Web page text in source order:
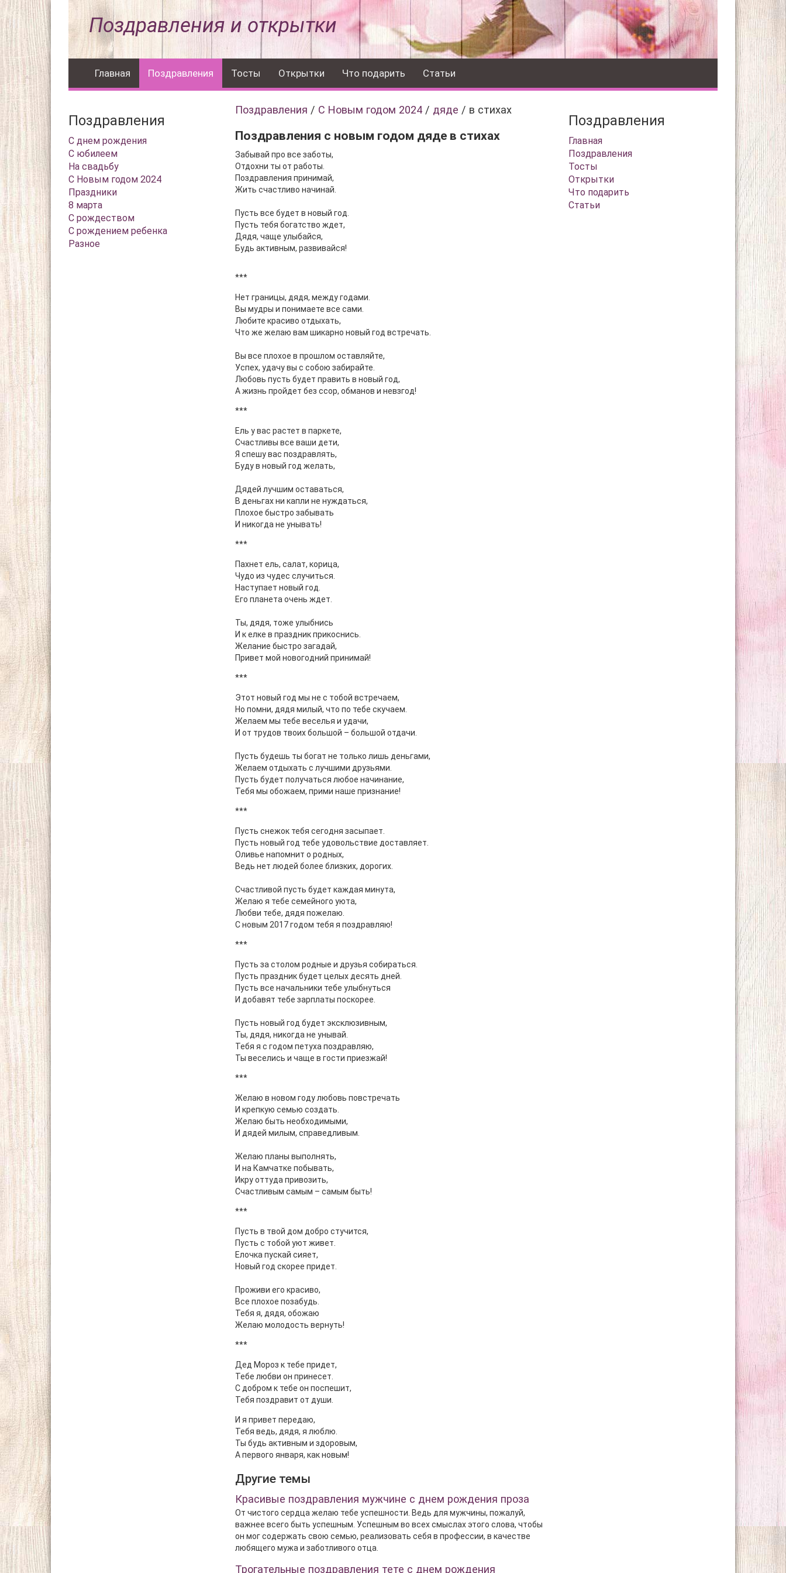
Поздравления и открытки
Главная Поздравления Тосты Открытки Что подарить Статьи
Поздравления
С днем рождения
С юбилеем
На свадьбу
С Новым годом 2024
Праздники
8 марта
С рождеством
С рождением ребенка
Разное
Поздравления / С Новым годом 2024 / дяде / в стихах
Поздравления с новым годом дяде в стихах
Забывай про все заботы,
Отдохни ты от работы.
Поздравления принимай,
Жить счастливо начинай.
Пусть все будет в новый год.
Пусть тебя богатство ждет,
Дядя, чаще улыбайся,
Будь активным, развивайся!
***
Нет границы, дядя, между годами.
Вы мудры и понимаете все сами.
Любите красиво отдыхать,
Что же желаю вам шикарно новый год встречать.
Вы все плохое в прошлом оставляйте,
Успех, удачу вы с собою забирайте.
Любовь пусть будет править в новый год,
А жизнь пройдет без ссор, обманов и невзгод!
***
Ель у вас растет в паркете,
Счастливы все ваши дети,
Я спешу вас поздравлять,
Буду в новый год желать,
Дядей лучшим оставаться,
В деньгах ни капли не нуждаться,
Плохое быстро забывать
И никогда не унывать!
***
Пахнет ель, салат, корица,
Чудо из чудес случиться.
Наступает новый год.
Его планета очень ждет.
Ты, дядя, тоже улыбнись
И к елке в праздник прикоснись.
Желание быстро загадай,
Привет мой новогодний принимай!
***
Этот новый год мы не с тобой встречаем,
Но помни, дядя милый, что по тебе скучаем.
Желаем мы тебе веселья и удачи,
И от трудов твоих большой – большой отдачи.
Пусть будешь ты богат не только лишь деньгами,
Желаем отдыхать с лучшими друзьями.
Пусть будет получаться любое начинание,
Тебя мы обожаем, прими наше признание!
***
Пусть снежок тебя сегодня засыпает.
Пусть новый год тебе удовольствие доставляет.
Оливье напомнит о родных,
Ведь нет людей более близких, дорогих.
Счастливой пусть будет каждая минута,
Желаю я тебе семейного уюта,
Любви тебе, дядя пожелаю.
С новым 2017 годом тебя я поздравляю!
***
Пусть за столом родные и друзья собираться.
Пусть праздник будет целых десять дней.
Пусть все начальники тебе улыбнуться
И добавят тебе зарплаты поскорее.
Пусть новый год будет эксклюзивным,
Ты, дядя, никогда не унывай.
Тебя я с годом петуха поздравляю,
Ты веселись и чаще в гости приезжай!
***
Желаю в новом году любовь повстречать
И крепкую семью создать.
Желаю быть необходимыми,
И дядей милым, справедливым.
Желаю планы выполнять,
И на Камчатке побывать,
Икру оттуда привозить,
Счастливым самым – самым быть!
***
Пусть в твой дом добро стучится,
Пусть с тобой уют живет.
Елочка пускай сияет,
Новый год скорее придет.
Проживи его красиво,
Все плохое позабудь.
Тебя я, дядя, обожаю
Желаю молодость вернуть!
***
Дед Мороз к тебе придет,
Тебе любви он принесет.
С добром к тебе он поспешит,
Тебя поздравит от души.
И я привет передаю,
Тебя ведь, дядя, я люблю.
Ты будь активным и здоровым,
А первого января, как новым!
Другие темы
Красивые поздравления мужчине с днем рождения проза
От чистого сердца желаю тебе успешности. Ведь для мужчины, пожалуй,
важнее всего быть успешным. Успешным во всех смыслах этого слова, чтобы
он мог содержать свою семью, реализовать себя в профессии, в качестве
любящего мужа и заботливого отца.
Трогательные поздравления тете с днем рождения
Поздравления
Главная
Поздравления
Тосты
Открытки
Что подарить
Статьи